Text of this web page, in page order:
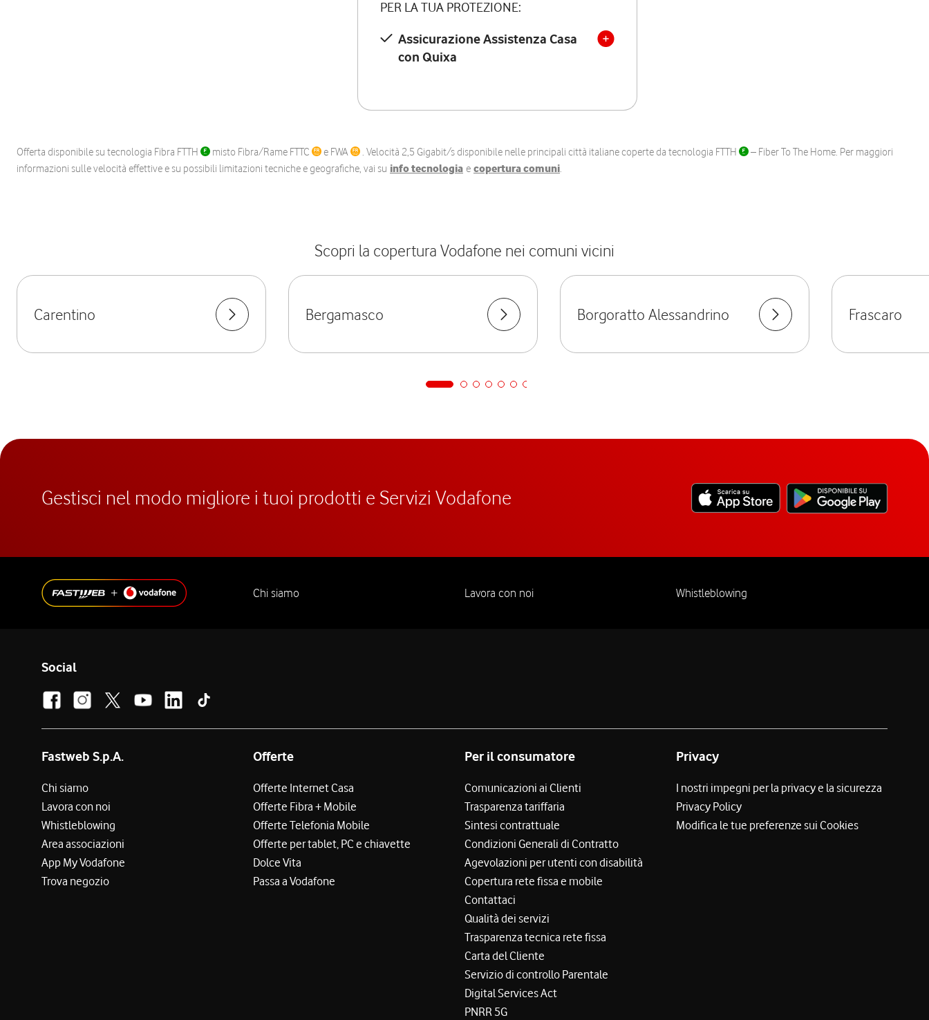
PER LA TUA PROTEZIONE:
Assicurazione Assistenza Casa
con Quixa
Offerta disponibile su tecnologia Fibra FTTH misto Fibra/Rame FTTC e FWA . Velocità 2,5 Gigabit/s disponibile nelle principali città italiane coperte da tecnologia FTTH
– Fiber To The Home. Per maggiori
informazioni sulle velocità effettive e su possibili limitazioni tecniche e geografiche, vai su info tecnologia e copertura comuni.
Scopri la copertura Vodafone nei comuni vicini
Carentino Bergamasco Borgoratto Alessandrino Frascaro
Gestisci nel modo migliore i tuoi prodotti e Servizi Vodafone
Chi siamo Lavora con noi Whistleblowing
Social
Fastweb S.p.A.
Chi siamo
Lavora con noi
Whistleblowing
Area associazioni
App My Vodafone
Trova negozio
Offerte
Offerte Internet Casa
Offerte Fibra + Mobile
Offerte Telefonia Mobile
Offerte per tablet, PC e chiavette
Dolce Vita
Passa a Vodafone
Per il consumatore
Comunicazioni ai Clienti
Trasparenza tariffaria
Sintesi contrattuale
Condizioni Generali di Contratto
Agevolazioni per utenti con disabilità
Copertura rete fissa e mobile
Contattaci
Qualità dei servizi
Trasparenza tecnica rete fissa
Carta del Cliente
Servizio di controllo Parentale
Digital Services Act
PNRR 5G
Privacy
I nostri impegni per la privacy e la sicurezza
Privacy Policy
Modifica le tue preferenze sui Cookies